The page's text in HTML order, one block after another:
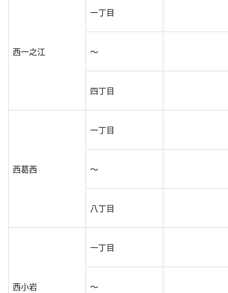
西一之江
一丁目
～
四丁目
西葛西
一丁目
～
八丁目
西小岩
一丁目
～